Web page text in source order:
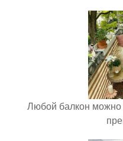
Любой балкон